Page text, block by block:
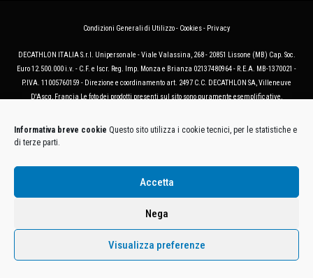
Informativa breve cookie Questo sito utilizza i cookie tecnici, per le statistiche e
di terze parti.
Accetta
Nega
Visualizza preferenze
Condizioni Generali di Utilizzo- Cookies- Privacy
DECATHLON ITALIA S.r.l. Unipersonale - Viale Valassina, 268 - 20851 Lissone (MB) Cap. Soc.
Euro 12.500.000 i.v. - C.F. e Iscr. Reg. Imp. Monza e Brianza 02137480964 - R.E.A. MB-1370021 -
P.IVA. 11005760159 - Direzione e coordinamento art. 2497 C.C. DECATHLON SA, Villeneuve
D'Ascq, Francia Le foto dei prodotti presenti sul sito sono puramente esemplificative.